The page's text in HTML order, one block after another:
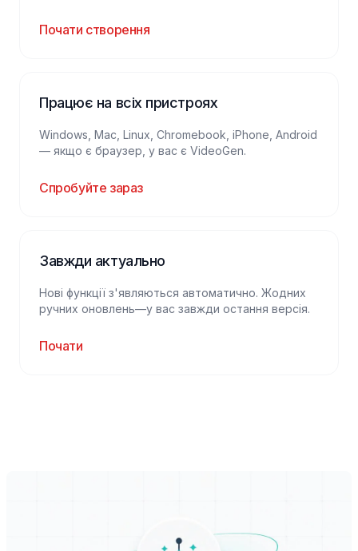
Почати створення
Працює на всіх пристроях
Windows, Mac, Linux, Chromebook, iPhone, Android
— якщо є браузер, у вас є VideoGen.
Спробуйте зараз
Завжди актуально
Нові функції з'являються автоматично. Жодних
ручних оновлень—у вас завжди остання версія.
Почати